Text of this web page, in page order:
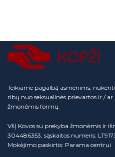
Teikiame pagalbą asmenims,
ribų nuo seksualinės prievartos ir /
žmonėmis formų.
VšĮ Kovos su prekyba žmonėmis ir
304486353, sąskaitos numeris:
Mokėjimo paskirtis: Parama centrui